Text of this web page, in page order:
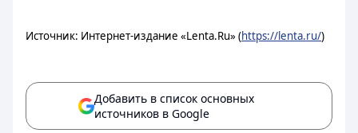
Источник: Интернет-издание «Lenta.Ru» (https://lenta.ru/)
Добавить в список основных
источников в Google